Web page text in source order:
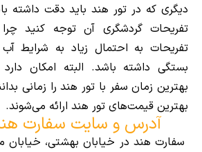
دیگری که در تور هند باید دقت داشته
تفریحات گردشگری آن توجه کنید
تفریحات به احتمال زیاد به شرایط
بستگی داشته باشد. البته امکان
بهترین زمان سفر با تور هند را زمانی
بهترین قیمت‌های تور هند ارائه می‌شوند.
آدرس و سایت سفارت
سفارت هند در خیابان بهشتی، خیابان